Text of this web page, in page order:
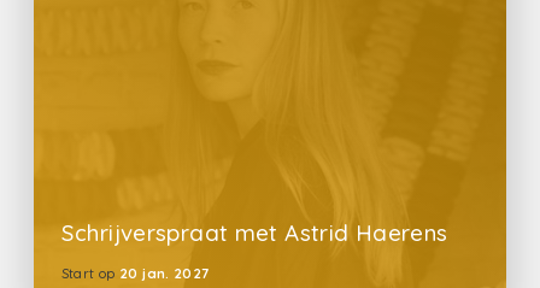
Schrijverspraat met Astrid Haerens
Start op 20 jan. 2027